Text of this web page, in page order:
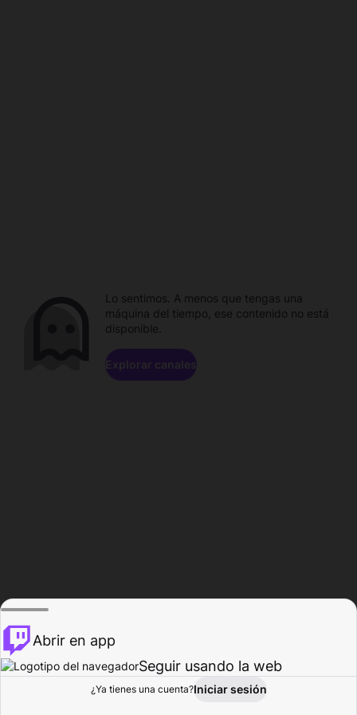
Explorar Actividad
Lo sentimos. A menos que tengas una
máquina del tiempo, ese contenido no está
disponible.
Explorar canales
Abrir en app
Seguir usando la web
¿Ya tienes una cuenta?Iniciar sesión